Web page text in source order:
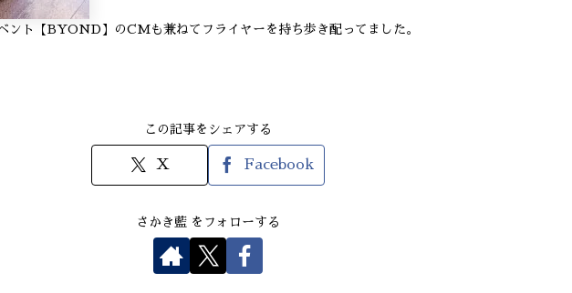
ント【BYOND】のCMも兼ねてフライヤーを持ち歩き配ってました。
この記事をシェアする
X Facebook
さかき藍 をフォローする